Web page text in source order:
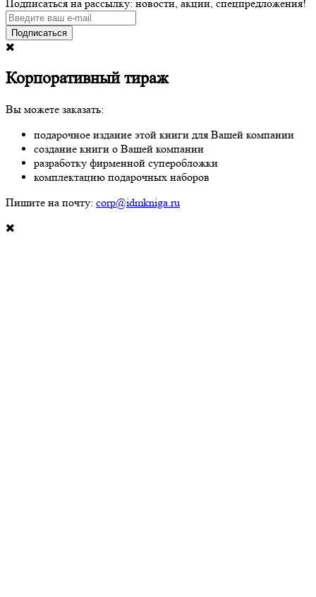
Подписаться на рассылку: новости, акции, спецпредложения!
Подписаться
Корпоративный тираж
Вы можете заказать:
подарочное издание этой книги для Вашей компании
создание книги о Вашей компании
разработку фирменной суперобложки
комплектацию подарочных наборов
Пишите на почту: corp@idmkniga.ru